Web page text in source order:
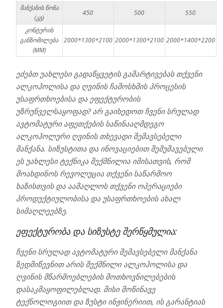
მანქანის წონა
(კგ)
450 500 550
კონტურის
განზომილება
(MM)
2000*1300*2100 2000*1300*2100 2000*1400*2200
ეძებთ უახლესი გადაწყვეტის გამარტივებას თქვენი
ალკოჰოლისა და ღვინის ჩამოსხმის პროცესის
უსაფრთხოებისა და ეფექტურობის
უზრუნველსაყოფად? არ გაიხედოთ ჩვენი სრულად
ავტომატური აფეთქების საწინააღმდეგო
ალკოჰოლური ღვინის თხევადი შემავსებელი
მანქანა. სიზუსტითა და ინოვაციებით შემუშავებული
ეს უახლესი ტექნიკა შექმნილია იმისათვის, რომ
მოახდინოს რევოლუცია თქვენი საწარმოო
ხაზისთვის და აამაღლოს თქვენი ოპერაციები
პროდუქტიულობისა და უსაფრთხოების ახალ
სიმაღლეებზე.
ეფექტურობა და სიზუსტე შერწყმულია:
ჩვენი სრულად ავტომატური შემავსებელი მანქანა
ზედმიწევნით არის შექმნილი ალკოჰოლისა და
ღვინის მწარმოებლების მოთხოვნილებების
დასაკმაყოფილებლად. მისი მოწინავე
ტექნოლოგიით და ზუსტი ინჟინერიით, ის გარანტიას